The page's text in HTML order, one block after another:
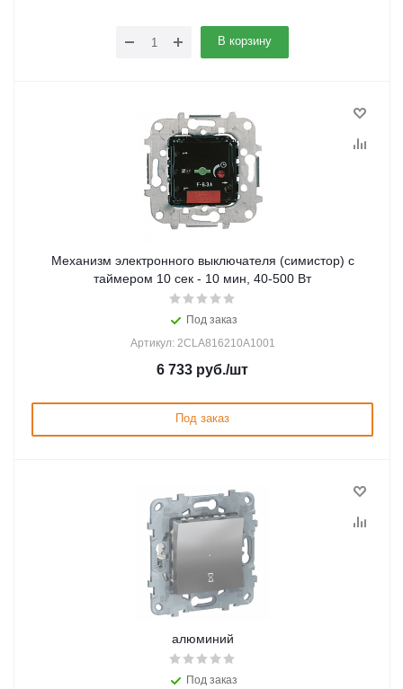
В корзину
Механизм электронного выключателя (симистор) с
таймером 10 сек - 10 мин, 40-500 Вт
Под заказ
Артикул: 2CLA816210A1001
6 733 руб./шт
Под заказ
алюминий
Под заказ